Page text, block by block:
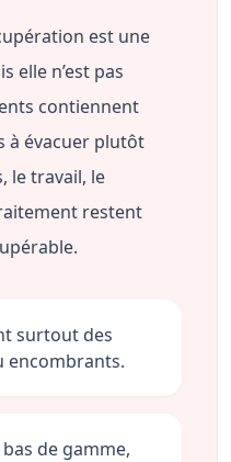
est une
elle n’est pas
contiennent
à évacuer plutôt
le travail, le
restent
surtout des
encombrants.
de gamme,